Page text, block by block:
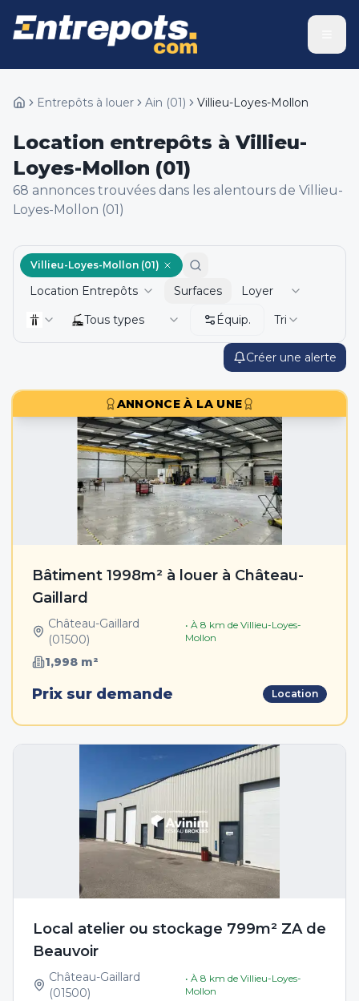
Entrepôts à louer Ain (01) Villieu-Loyes-Mollon
Location entrepôts à Villieu-
Loyes-Mollon (01)
68 annonces trouvées dans les alentours de Villieu-
Loyes-Mollon (01)
Créer une alerte
Villieu-Loyes-Mollon (01)
Location Entrepôts Surfaces
Loyer
Tous types
Équip. Tri
ANNONCE À LA UNE
Bâtiment 1998m² à louer à Château-
Gaillard
Château-Gaillard
(01500)
• À8 km deVillieu-Loyes-
Mollon
1,998 m²
Prix sur demande Location
Local atelier ou stockage 799m² ZA de
Beauvoir
Château-Gaillard
(01500)
• À8 km deVillieu-Loyes-
Mollon